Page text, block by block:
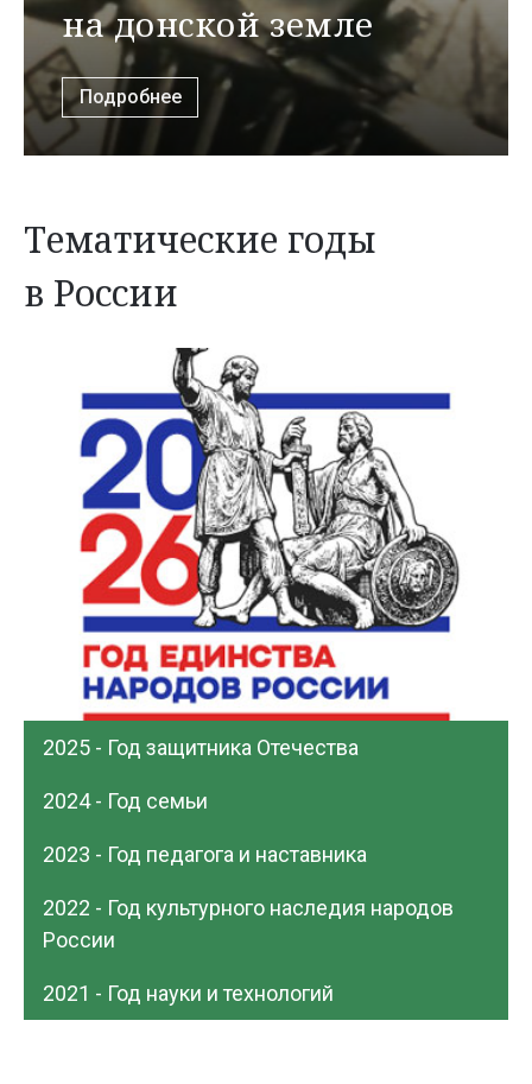
на донской земле
Подробнее
Тематические годы
в России
2025 - Год защитника Отечества
2024 - Год семьи
2023 - Год педагога и наставника
2022 - Год культурного наследия народов
России
2021 - Год науки и технологий